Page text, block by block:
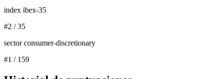
index ibex-35
#2 /35
sector consumer-discretionary
#1 / 159